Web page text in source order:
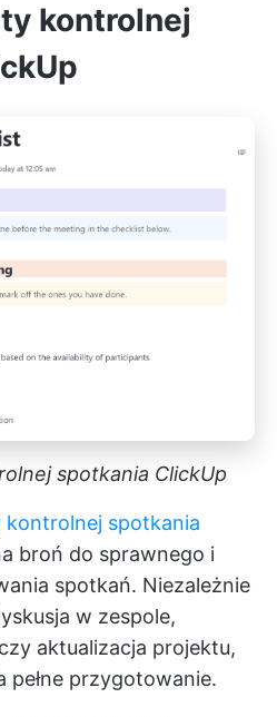
kontrolnej
spotkania ClickUp
kontrolnej spotkania
broń do sprawnego i
spotkań. Niezależnie
w zespole,
aktualizacja projektu,
pełne przygotowanie.